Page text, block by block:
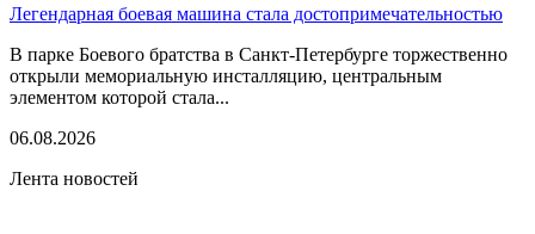
Легендарная боевая машина стала достопримечательностью
В парке Боевого братства в Санкт-Петербурге торжественно
открыли мемориальную инсталляцию, центральным
элементом которой стала...
06.08.2026
Лента новостей